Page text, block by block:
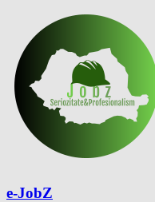
content
e-JobZ